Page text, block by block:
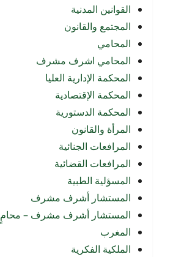
القوانين المدنية
المجتمع والقانون
المحامي
المحامي اشرف مشرف
المحكمة الإدارية العليا
المحكمة الإقتصادية
المحكمة الدستورية
المرأة والقانون
المرافعات الجنائية
المرافعات القضائية
المسؤلية الطبية
المستشار أشرف مشرف
المستشار أشرف مشرف – محامٍ
المغرب
الملكية الفكرية